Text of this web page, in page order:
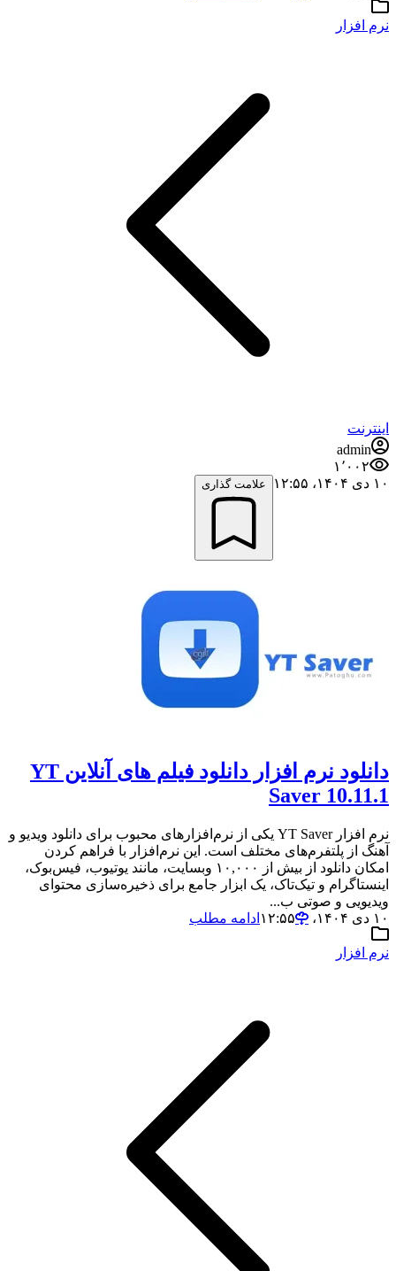
نرم افزار
اینترنت
admin
۱٬۰۰۲
۱۰ دی ۱۴۰۴،‏ ۱۲:۵۵
علامت گذاری
دانلود نرم افزار دانلود فیلم های آنلاین YT
Saver 10.11.1
نرم افزار YT Saver یکی از نرم‌افزارهای محبوب برای دانلود ویدیو و
آهنگ از پلتفرم‌های مختلف است. این نرم‌افزار با فراهم کردن
امکان دانلود از بیش از ۱۰,۰۰۰ وبسایت، مانند یوتیوب، فیس‌بوک،
اینستاگرام و تیک‌تاک، یک ابزار جامع برای ذخیره‌سازی محتوای
ویدیویی و صوتی ب...
۱۰ دی ۱۴۰۴،‏ ۱۲:۵۵
ادامه مطلب
نرم افزار